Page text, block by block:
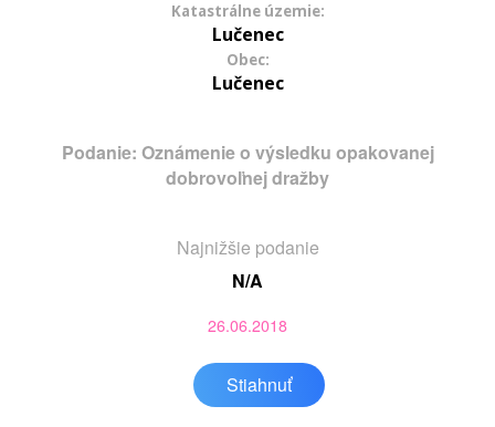
Katastrálne územie:
Lučenec
Obec:
Lučenec
Podanie: Oznámenie o výsledku opakovanej
dobrovoľnej dražby
Najnižšie podanie
N/A
26.06.2018
Stiahnuť